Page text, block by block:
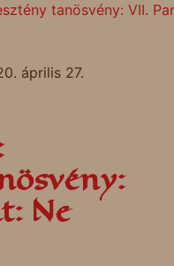
tanösvény: VII.
április 27.
Ne